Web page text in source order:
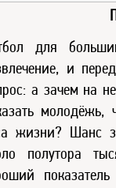
для
и
а зачем на
молодёжь,
жизни? Шанс
полутора